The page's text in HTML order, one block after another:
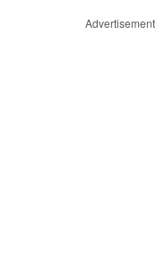
Advertisement